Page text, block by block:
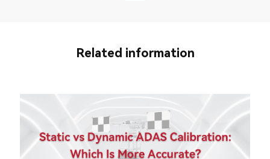
Related information